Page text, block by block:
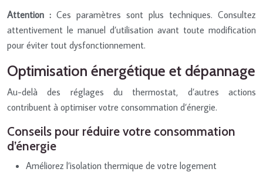
Attention : Ces paramètres sont plus techniques. Consultez
attentivement le manuel d’utilisation avant toute modification
pour éviter tout dysfonctionnement.
Optimisation énergétique et dépannage
Au-delà des réglages du thermostat, d’autres actions
contribuent à optimiser votre consommation d’énergie.
Conseils pour réduire votre consommation
d’énergie
Améliorez l’isolation thermique de votre logement